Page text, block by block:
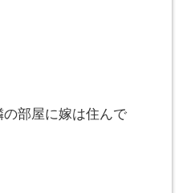
の部屋に嫁は住んで